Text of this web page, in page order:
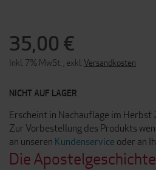
Die Apostelgeschichte
35,00 €
Inkl. 7% MwSt. exkl. Versandkosten
NICHT AUF LAGER
Erscheint in Nachauflage im
Zur Vorbestellung des Produkts
an unseren Kundenservice oder an